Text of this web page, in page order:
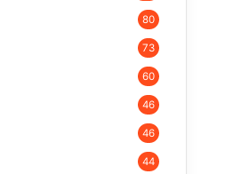
80
73
60
46
46
44